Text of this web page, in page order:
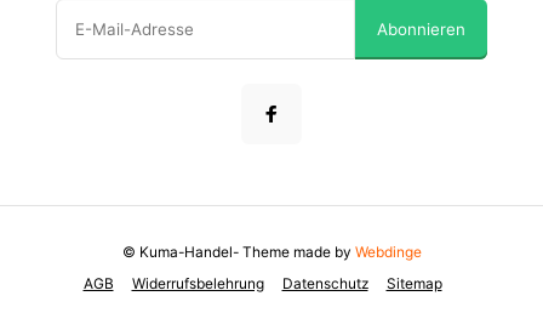
Abonnieren
AGB Widerrufsbelehrung Datenschutz Sitemap
© Kuma-Handel- Theme made by Webdinge